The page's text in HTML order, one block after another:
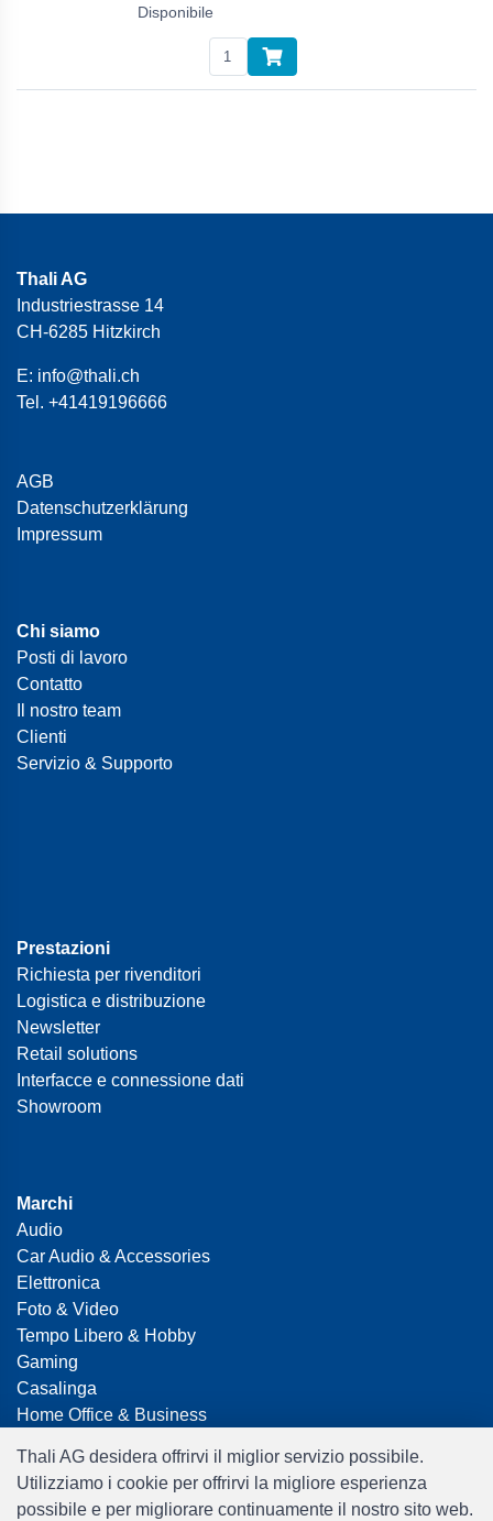
Disponibile
Thali AG
Industriestrasse 14
CH-6285 Hitzkirch
E: info@thali.ch
Tel. +41419196666
AGB
Datenschutzerklärung
Impressum
Chi siamo
Posti di lavoro
Contatto
Il nostro team
Clienti
Servizio & Supporto
Prestazioni
Richiesta per rivenditori
Logistica e distribuzione
Newsletter
Retail solutions
Interfacce e connessione dati
Showroom
Marchi
Audio
Car Audio & Accessories
Elettronica
Foto & Video
Tempo Libero & Hobby
Gaming
Casalinga
Home Office & Business
Smart Home
Giocattoli
Thali AG desidera offrirvi il miglior servizio possibile.
Utilizziamo i cookie per offrirvi la migliore esperienza
possibile e per migliorare continuamente il nostro sito web.